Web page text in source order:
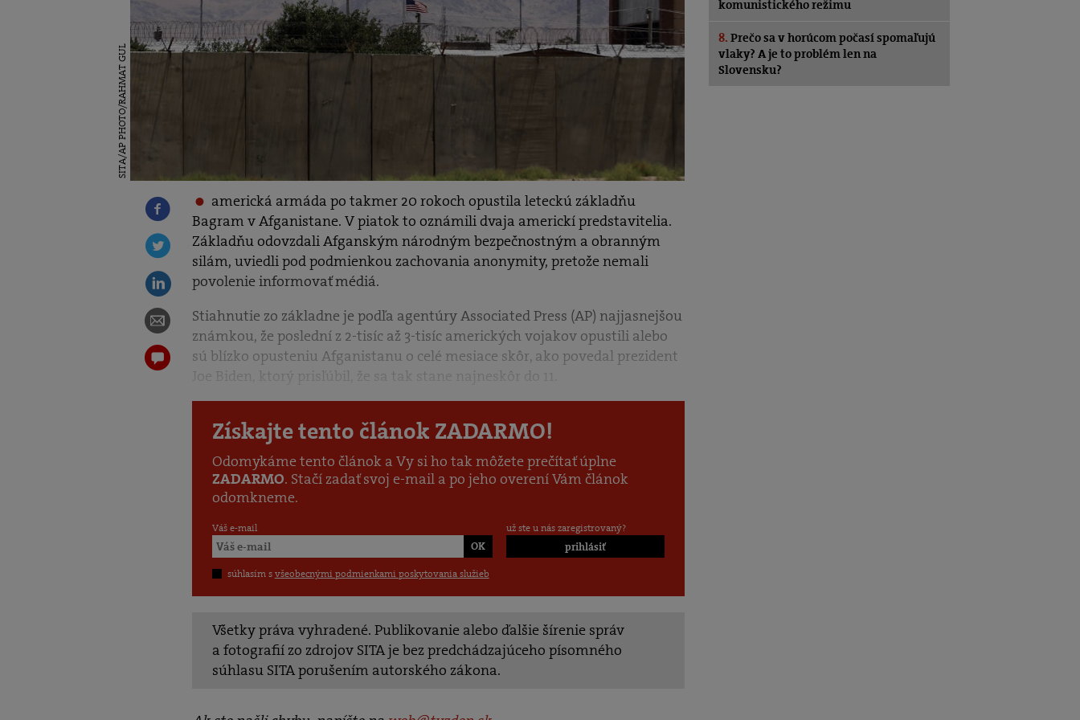
SITA/AP PHOTO/RAHMAT GUL
americká armáda po takmer 20 rokoch opustila leteckú základňu
Bagram v Afganistane. V piatok to oznámili dvaja americkí predstavitelia.
Základňu odovzdali Afganským národným bezpečnostným a obranným
silám, uviedli pod podmienkou zachovania anonymity, pretože nemali
povolenie informovať médiá.
Stiahnutie zo základne je podľa agentúry Associated Press (AP) najjasnejšou
známkou, že poslední z 2-tisíc až 3-tisíc amerických vojakov opustili alebo
sú blízko opusteniu Afganistanu o celé mesiace skôr, ako povedal prezident
Joe Biden, ktorý prisľúbil, že sa tak stane najneskôr do 11.
Získajte tento článok ZADARMO!
Odomykáme tento článok a Vy si ho tak môžete prečítať úplne
ZADARMO. Stačí zadať svoj e-mail a po jeho overení Vám článok
odomkneme.
Váš e-mail už ste u nás zaregistrovaný?
prihlásiť
súhlasím svšeobecnými podmienkami poskytovania služieb
Všetky práva vyhradené. Publikovanie alebo ďalšie šírenie správ
a fotografií zo zdrojov SITA je bez predchádzajúceho písomného
súhlasu SITA porušením autorského zákona.
komunistického režimu
8. Prečo sa v horúcom počasí spomaľujú
vlaky? A je to problém len na
Slovensku?